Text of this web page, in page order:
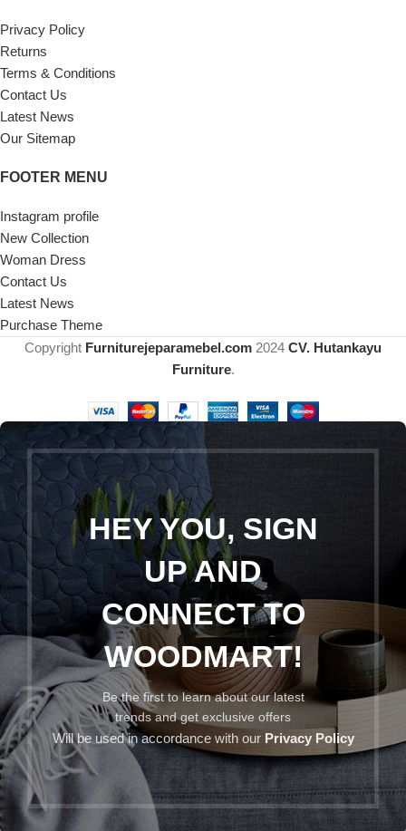
Privacy Policy
Returns
Terms & Conditions
Contact Us
Latest News
Our Sitemap
FOOTER MENU
Instagram profile
New Collection
Woman Dress
Contact Us
Latest News
Purchase Theme
Copyright Furniturejeparamebel.com 2024 CV. Hutankayu
Furniture.
HEY YOU, SIGN
UP AND
CONNECT TO
WOODMART!
Be the first to learn about our latest
trends and get exclusive offers
Will be used in accordance with our Privacy Policy